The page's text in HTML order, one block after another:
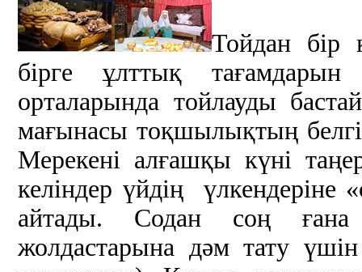
Тойдан бір
бірге ұлттық
орталарында тойлауды
мағынасы тоқшылықтың
Мерекені алғашқы күні
келіндер үйдің үлкендеріне
айтады. Содан соң ғана
жолдастарына дәм тату